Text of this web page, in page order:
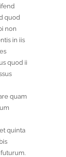
quod
non
in iis
quod ii
quam
quinta